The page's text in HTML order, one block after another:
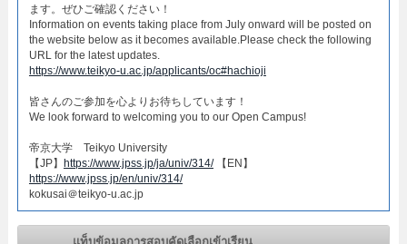
ます。ぜひご確認ください！
Information on events taking place from July onward will be posted on
the website below as it becomes available.Please check the following
URL for the latest updates.
https://www.teikyo-u.ac.jp/applicants/oc#hachioji
皆さんのご参加を心よりお待ちしています！​
We look forward to welcoming you to our Open Campus!​
帝京大学 Teikyo University
【JP】 https://www.jpss.jp/ja/univ/314/【EN】
https://www.jpss.jp/en/univ/314/
kokusai＠teikyo-u.ac.jp